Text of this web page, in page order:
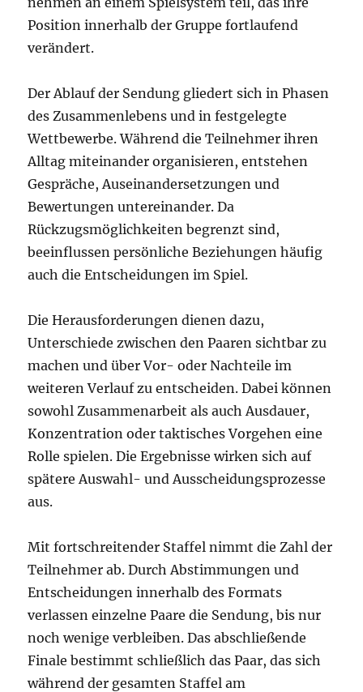
Position innerhalb der Gruppe fortlaufend
verändert.
Der Ablauf der Sendung gliedert sich in Phasen
des Zusammenlebens und in festgelegte
Wettbewerbe. Während die Teilnehmer ihren
Alltag miteinander organisieren, entstehen
Gespräche, Auseinandersetzungen und
Bewertungen untereinander. Da
Rückzugsmöglichkeiten begrenzt sind,
beeinflussen persönliche Beziehungen häufig
auch die Entscheidungen im Spiel.
Die Herausforderungen dienen dazu,
Unterschiede zwischen den Paaren sichtbar zu
machen und über Vor- oder Nachteile im
weiteren Verlauf zu entscheiden. Dabei können
sowohl Zusammenarbeit als auch Ausdauer,
Konzentration oder taktisches Vorgehen eine
Rolle spielen. Die Ergebnisse wirken sich auf
spätere Auswahl- und Ausscheidungsprozesse
aus.
Mit fortschreitender Staffel nimmt die Zahl der
Teilnehmer ab. Durch Abstimmungen und
Entscheidungen innerhalb des Formats
verlassen einzelne Paare die Sendung, bis nur
noch wenige verbleiben. Das abschließende
Finale bestimmt schließlich das Paar, das sich
während der gesamten Staffel am